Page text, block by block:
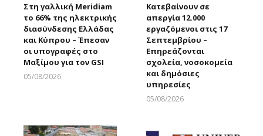
Στη γαλλική Meridiam
το 66% της ηλεκτρικής
διασύνδεσης Ελλάδας
και Κύπρου – Έπεσαν
οι υπογραφές στο
Μαξίμου για τον GSI
05/08/2026
Κατεβαίνουν σε
απεργία 12.000
εργαζόμενοι στις 17
Σεπτεμβρίου –
Επηρεάζονται
σχολεία, νοσοκομεία
και δημόσιες
υπηρεσίες
05/08/2026